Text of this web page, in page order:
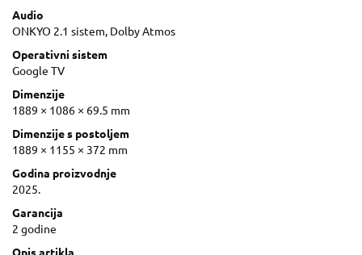
Audio
ONKYO 2.1 sistem, Dolby Atmos
Operativni sistem
Google TV
Dimenzije
1889 × 1086 × 69.5 mm
Dimenzije s postoljem
1889 × 1155 × 372 mm
Godina proizvodnje
2025.
Garancija
2 godine